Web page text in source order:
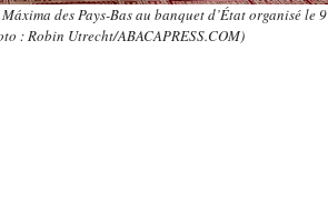
des Pays-Bas au banquet d’État organisé le 9
: Robin Utrecht/ABACAPRESS.COM)